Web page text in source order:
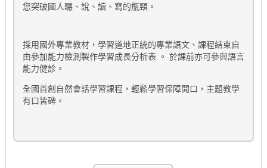
您突破國人聽、說、讀、寫的瓶頸。
採用國外專業教材，學習道地正統的專業語文、課程結束自
由參加能力檢測製作學習成長分析表 。 於課前亦可參與語言
能力健診。
全國首創自然會話學習課程，輕鬆學習保障開口，主題教學
有口皆碑。